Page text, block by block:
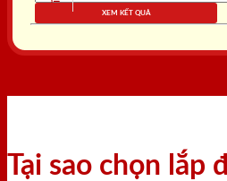
XEM KẾT QUẢ
Tại sao chọn lắp